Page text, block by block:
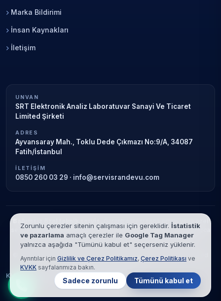
Marka Bildirimi
İnsan Kaynakları
İletişim
UNVAN
SRT Elektronik Analiz Laboratuvar Sanayi Ve Ticaret
Limited Şirketi
ADRES
Ayvansaray Mah., Toklu Dede Çıkmazı No:9/A, 34087
Fatih/İstanbul
İLETIŞIM
0850 260 03 29 · info@servisrandevu.com
Garanti süresi sona ermiş veya özel
servis kapsamındaki cihazlar için hizmet verilir. Marka adları yalnızca
tanımlama amaçlıdır; yetkili servis ilişkisi bulunmamaktadır.
© 2026 SRT Elektronik Analiz Laboratuvar Sanayi Ve Ticaret Limited
Şirketi. Tüm hakları saklıdır.
KVKK
Çerez Politikası Hizmet Şartları
Zorunlu çerezler sitenin çalışması için gereklidir. İstatistik
ve pazarlama amaçlı çerezler ile Google Tag Manager
yalnızca aşağıda "Tümünü kabul et" seçerseniz yüklenir.
Ayrıntılar için Gizlilik ve Çerez Politikamız, Çerez Politikası ve
KVKK sayfalarımıza bakın.
Sadece zorunlu Tümünü kabul et